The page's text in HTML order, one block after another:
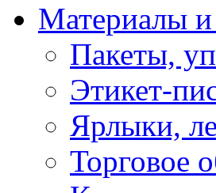
Материалы и
Пакеты,
Этикет-
Ярлыки,
Торговое